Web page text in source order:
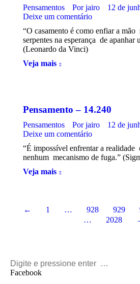
Pensamentos Porjairo
12 de
Deixe um comentário
“O casamento é como enfiar a mão
serpentes na esperança de apanhar
(Leonardo da Vinci)
Veja mais
Pensamento – 14.240
Pensamentos Porjairo
12 de
Deixe um comentário
“É impossível enfrentar a realidade
nenhum mecanismo de fuga.”
Veja mais
← 1 … 928 929
…
2028
Search:
Facebook